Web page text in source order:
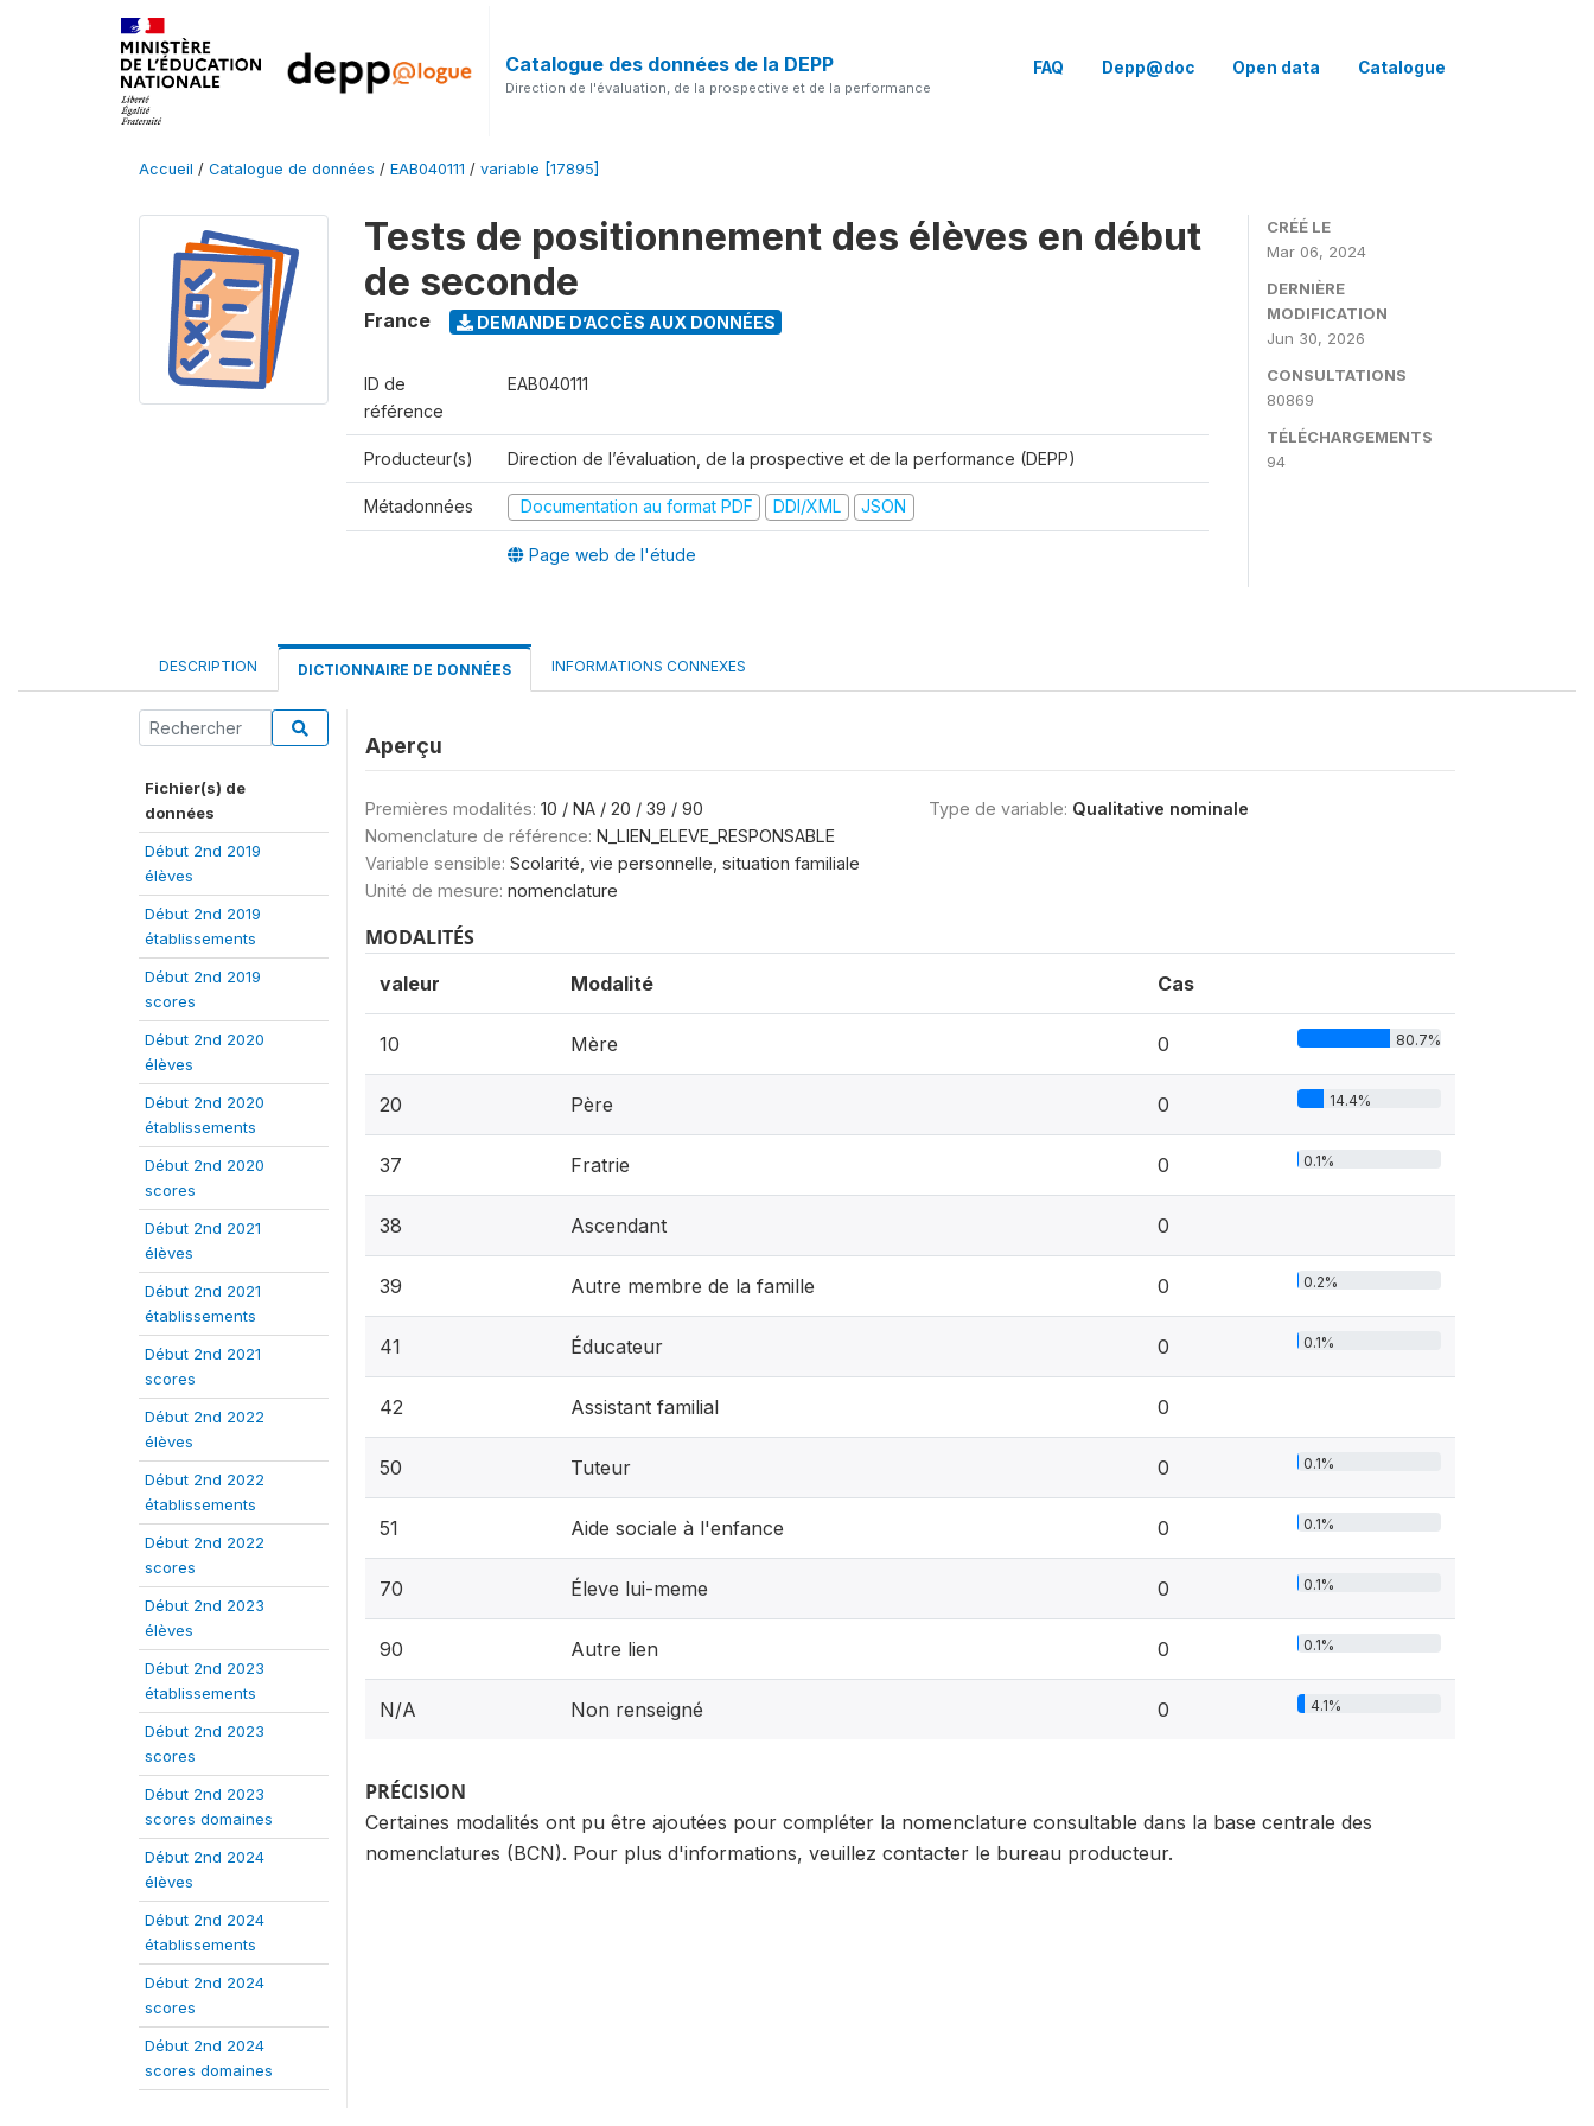
Catalogue des données de la DEPP
Direction de l'évaluation, de la prospective et de la performance
FAQ Depp@doc Open data Catalogue
Accueil / Catalogue de données / EAB040111 / variable [17895]
Tests de positionnement des élèves en début
de seconde
France DEMANDE D’ACCÈS AUX DONNÉES
ID de
référence
EAB040111
Producteur(s) Direction de l’évaluation, de la prospective et de la performance (DEPP)
Métadonnées Documentation au format PDF DDI/XML JSON
Page web de l'étude
CRÉÉ LE
Mar 06, 2024
DERNIÈRE
MODIFICATION
Jun 30, 2026
CONSULTATIONS
80869
TÉLÉCHARGEMENTS
94
DESCRIPTION DICTIONNAIRE DE DONNÉES INFORMATIONS CONNEXES
Fichier(s) de
données
Début 2nd 2019
élèves
Début 2nd 2019
établissements
Début 2nd 2019
scores
Début 2nd 2020
élèves
Début 2nd 2020
établissements
Début 2nd 2020
scores
Début 2nd 2021
élèves
Début 2nd 2021
établissements
Début 2nd 2021
scores
Début 2nd 2022
élèves
Début 2nd 2022
établissements
Début 2nd 2022
scores
Début 2nd 2023
élèves
Début 2nd 2023
établissements
Début 2nd 2023
scores
Début 2nd 2023
scores domaines
Début 2nd 2024
élèves
Début 2nd 2024
établissements
Début 2nd 2024
scores
Début 2nd 2024
scores domaines
Aperçu
Premières modalités: 10 / NA / 20 / 39 / 90
Nomenclature de référence: N_LIEN_ELEVE_RESPONSABLE
Variable sensible: Scolarité, vie personnelle, situation familiale
Unité de mesure: nomenclature
Type de variable: Qualitative nominale
MODALITÉS
valeur Modalité Cas
10 Mère 0 80.7%
20 Père 0 14.4%
37 Fratrie 0 0.1%
38 Ascendant 0
39 Autre membre de la famille 0 0.2%
41 Éducateur 0 0.1%
42 Assistant familial 0
50 Tuteur 0 0.1%
51 Aide sociale à l'enfance 0 0.1%
70 Éleve lui-meme 0 0.1%
90 Autre lien 0 0.1%
N/A Non renseigné 0 4.1%
PRÉCISION
Certaines modalités ont pu être ajoutées pour compléter la nomenclature consultable dans la base centrale des
nomenclatures (BCN). Pour plus d'informations, veuillez contacter le bureau producteur.